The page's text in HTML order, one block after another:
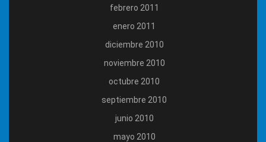
febrero 2011
enero 2011
diciembre 2010
noviembre 2010
octubre 2010
septiembre 2010
junio 2010
mayo 2010